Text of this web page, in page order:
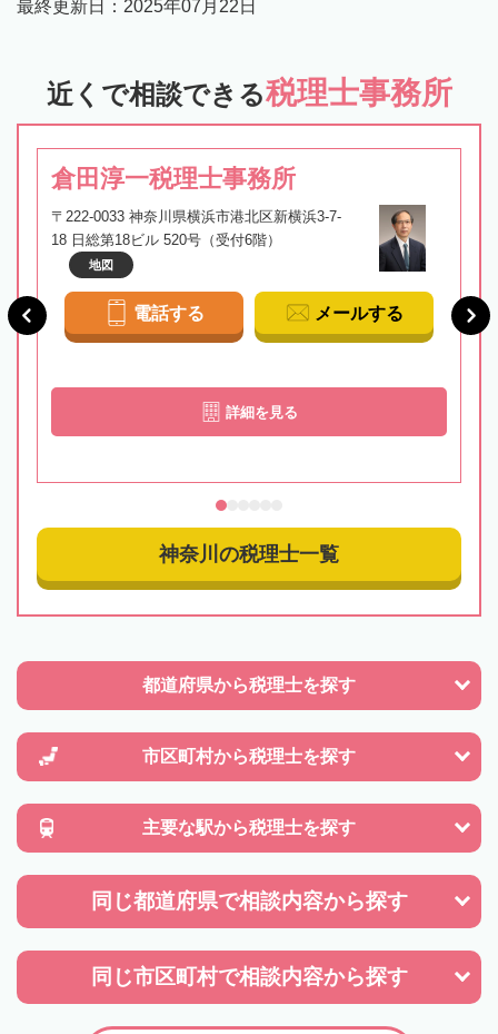
最終更新日： 2025年07月22日
近くで相談できる税理士事務所
倉田淳一税理士事務所
〒222-0033 神奈川県横浜市港北区新横浜3-7-
18 日総第18ビル 520号（受付6階）
地図
電話する メールする
詳細を見る
神奈川の税理士一覧
都道府県から税理士を探す
市区町村から税理士を探す
主要な駅から税理士を探す
同じ都道府県で相談内容から探す
同じ市区町村で相談内容から探す